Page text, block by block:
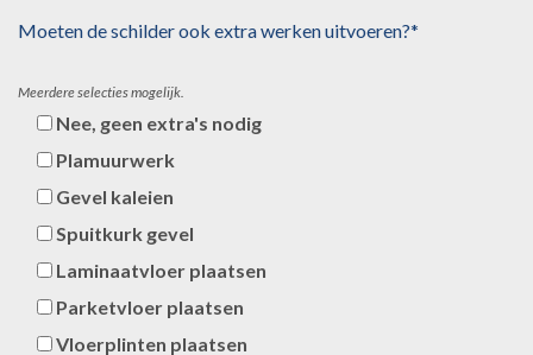
Moeten de schilder ook extra werken uitvoeren?*
Meerdere selecties mogelijk.
Nee, geen extra's nodig
Plamuurwerk
Gevel kaleien
Spuitkurk gevel
Laminaatvloer plaatsen
Parketvloer plaatsen
Vloerplinten plaatsen